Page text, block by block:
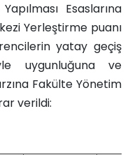
Esaslarına
Yerleştirme puanı
yatay geçiş
uygunluğuna ve
Fakülte Yönetim
verildi: